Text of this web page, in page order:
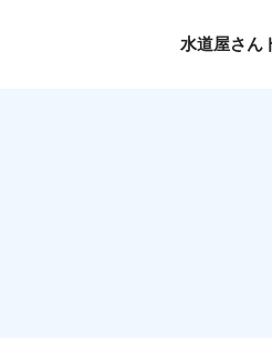
水道屋さん